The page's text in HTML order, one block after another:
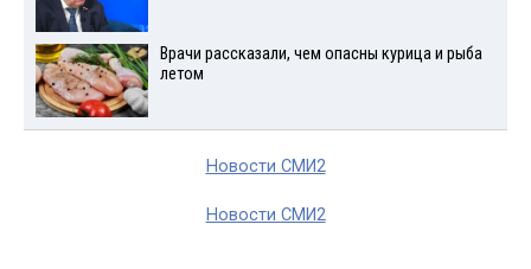
Врачи рассказали, чем опасны курица и рыба
летом
Новости СМИ2
Новости СМИ2